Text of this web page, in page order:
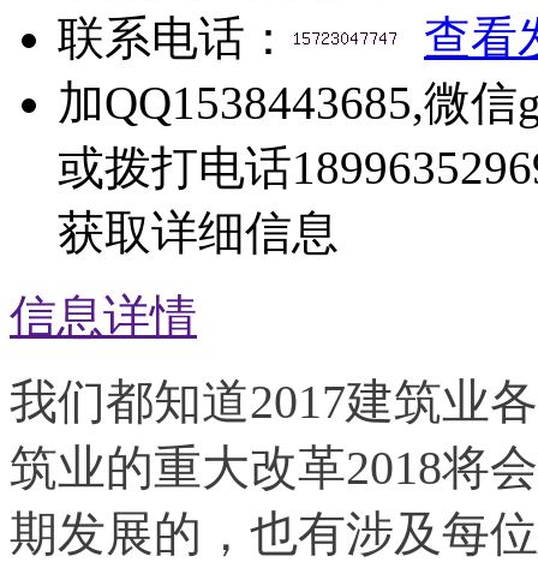
联系电话：
查看
加QQ1538443685,微信
或拨打电话
获取详细信息
信息详情
我们都知道2017建筑业
筑业的重大改革2018将
期发展的，也有涉及每